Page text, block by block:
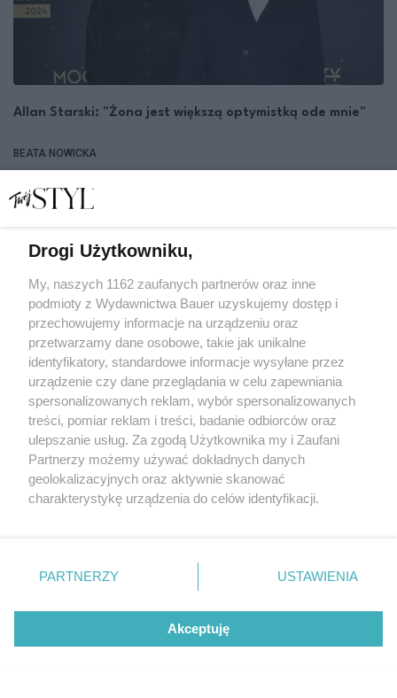
Allan Starski: "Żona jest większą optymistką ode mnie"
BEATA NOWICKA
1 2 3 4 5 ... 22
Drogi Użytkowniku,
My, naszych 1162 zaufanych partnerów oraz inne
podmioty z Wydawnictwa Bauer uzyskujemy dostęp i
przechowujemy informacje na urządzeniu oraz
przetwarzamy dane osobowe, takie jak unikalne
identyfikatory, standardowe informacje wysyłane przez
urządzenie czy dane przeglądania w celu zapewniania
spersonalizowanych reklam, wybór spersonalizowanych
treści, pomiar reklam i treści, badanie odbiorców oraz
ulepszanie usług. Za zgodą Użytkownika my i Zaufani
Partnerzy możemy używać dokładnych danych
geolokalizacyjnych oraz aktywnie skanować
charakterystykę urządzenia do celów identyfikacji.
zmienić/wycofać klikając przycisk ustawień prywatności
znajdujący się w lewym dolnym rogu strony
rodzaje przetwarzania danych nie wymagają zgody
użytkownika, ale masz prawo sprzeciwić się takiemu
PARTNERZY USTAWIENIA
Akceptuję